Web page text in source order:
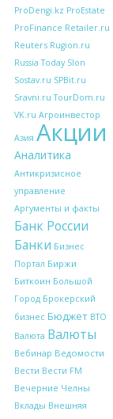
ProDengi.kz ProEstate
ProFinance Retailer.ru
Reuters Rugion.ru
Russia Today Slon
Sostav.ru SPBit.ru
Sravni.ru TourDom.ru
VK.ru Агроинвестор
Азия Акции
Аналитика
Антикризисное
управление
Аргументы и факты
Банк России
Банки Бизнес
Портал Биржи
Биткоин Большой
Город Брокерский
бизнес Бюджет ВТО
Валюта Валюты
Вебинар Ведомости
Вести Вести FM
Вечерние Челны
Вклады Внешняя